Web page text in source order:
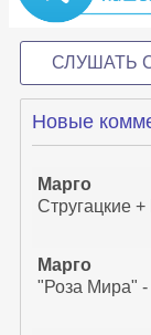
СЛУШАТЬ
Новые
Марго
Марго